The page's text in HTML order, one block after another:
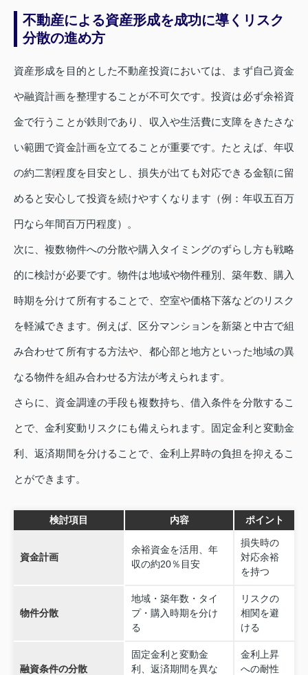
不動産による資産形成を成功に導くリスク
分散の進め方
資産形成を目的とした不動産投資においては、まず自己資金
や融資計画を整理することが不可欠です。投資は必ず余裕資
金で行うことが鉄則であり、収入や生活費に支障をきたさな
い範囲で資金計画を立てることが重要です。たとえば、年収
の約二割程度を目安とし、損失が出ても対応できる金額に留
めると安心して投資を続けやすくなります（例：年収五百万
円なら年間百万円程度）。
次に、複数物件への分散や購入タイミングのずらし方も戦略
的に検討が必要です。物件は地域や物件種別、築年数、購入
時期を分けて所有することで、空室や価格下落などのリスク
を軽減できます。例えば、区分マンションを新築と中古で組
み合わせて所有する方法や、都心部と地方といった地域の異
なる物件を組み合わせる方法が考えられます。
さらに、資金調達の手段も複数持ち、借入条件を分散するこ
とで、金利変動リスクにも備えられます。固定金利と変動金
利、返済期間を分けることで、金利上昇時の負担を抑えるこ
とができます。
検討項目 内容 ポイント
資金計画
余裕資金を活用、年
収の約20％目安
損失時の
対応余裕
を持つ
物件分散
地域・築年数・タイ
プ・購入時期を分け
る
リスクの
相関を避
ける
融資条件の分散
固定金利と変動金
利、返済期間を異な
金利上昇
への耐性